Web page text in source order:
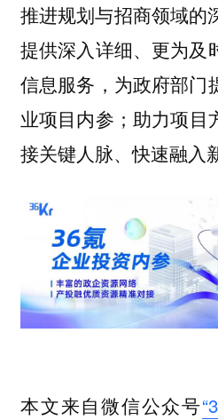
推进规划与招商领域的
提供深入详细、更为及
信息服务，为政府部门
业项目内参；助力项目
接关键人脉、快速融入
本文来自微信公众号